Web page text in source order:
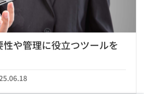
や管理に役立つツールを